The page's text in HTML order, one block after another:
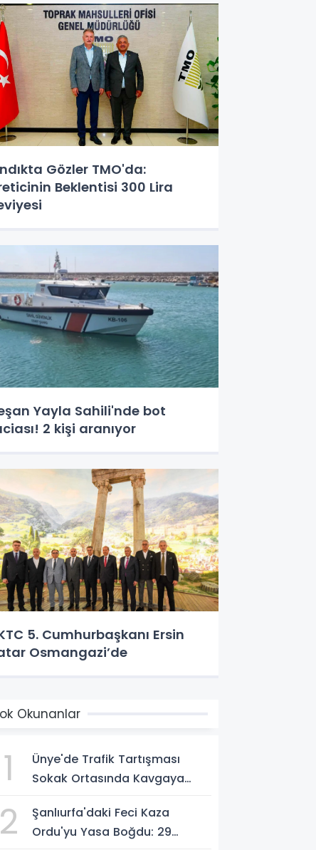
Gözler TMO'da:
Beklentisi 300 Lira
Yayla Sahili'nde bot
2 kişi aranıyor
5. Cumhurbaşkanı Ersin
Osmangazi’de
Okunanlar
1
Ünye'de Trafik Tartışması
Sokak Ortasında Kavgaya
2
Şanlıurfa'daki Feci Kaza
Ordu'yu Yasa Boğdu: 29